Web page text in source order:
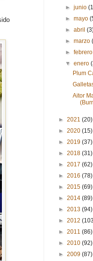
►junio
►mayo
►abril
►marzo
►
▼enero
Plum
Aitor
► 2021 (20)
► 2020 (15)
► 2019 (37)
► 2018 (31)
► 2017 (62)
► 2016 (78)
► 2015 (69)
► 2014 (89)
► 2013 (94)
► 2012
► 2011 (86)
► 2010 (92)
► 2009 (87)